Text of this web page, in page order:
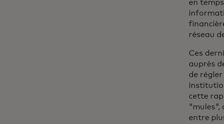
en
réseau
Ces
auprès
de
cette
"mules",
entre